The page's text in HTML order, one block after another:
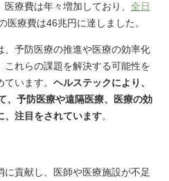
療費は年々増加しており、 全日
医療費は46兆円に達しました。
、予防医療の推進や医療の効率化
れらの課題を解決する可能性を
います。 ヘルステックにより、
、予防医療や遠隔医療、医療の効
、注目をされています。
貢献し、医師や医療施設が不足